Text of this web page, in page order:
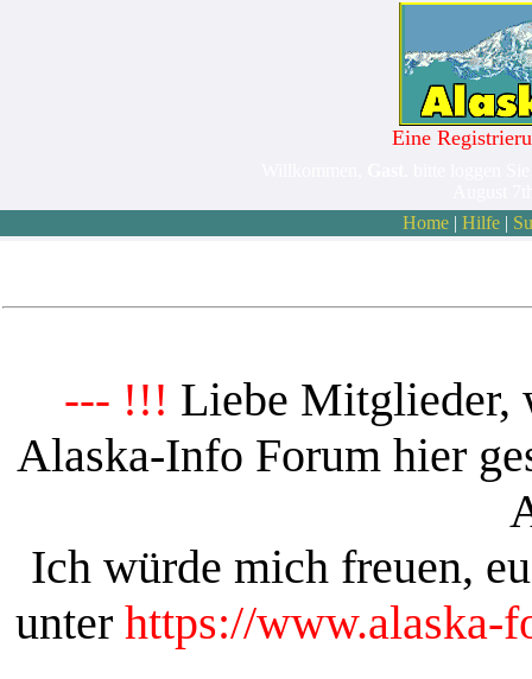
Eine
Home| Hilfe|
--- !!! Liebe Mitglieder,
Alaska-Info Forum hier
Ich würde mich freuen,
unter https://www.alaska-